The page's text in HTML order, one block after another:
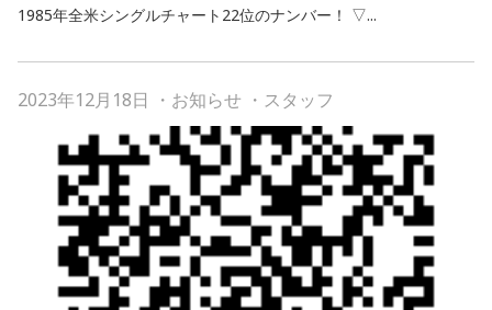
1985年全米シングルチャート22位のナンバー！ ▽...
2023年12月18日 ・ お知らせ ・ スタッフ